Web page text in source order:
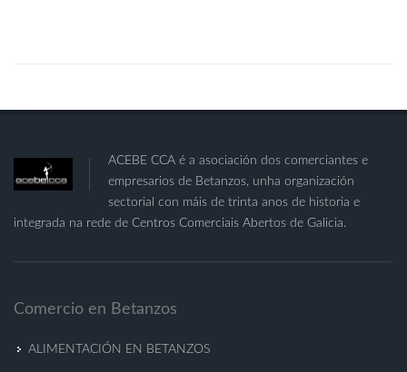
ACEBE CCA é a asociación dos comerciantes e
empresarios de Betanzos, unha organización
sectorial con máis de trinta anos de historia e
integrada na rede de Centros Comerciais Abertos de Galicia.
Comercio en Betanzos
ALIMENTACIÓN EN BETANZOS